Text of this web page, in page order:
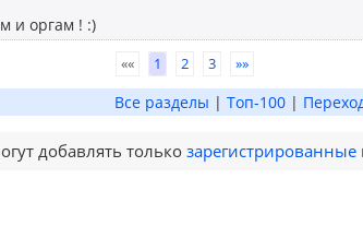
и оргам ! :)
«« 1 2 3 »»
Все разделы | Топ-100 |
добавлять только зарегистрированные